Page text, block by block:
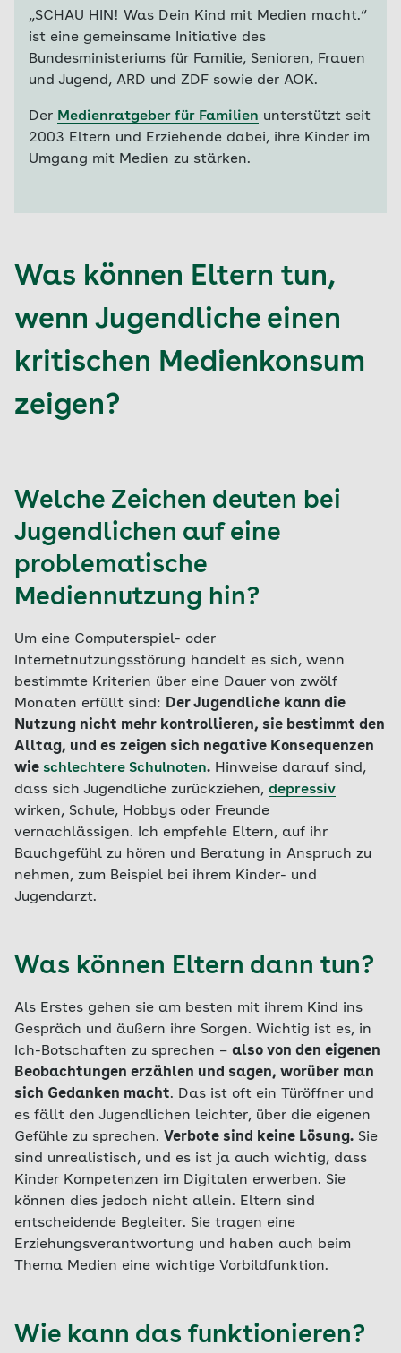
„SCHAU HIN! Was Dein Kind mit Medien macht.“
ist eine gemeinsame Initiative des
Bundesministeriums für Familie, Senioren, Frauen
und Jugend, ARD und ZDF sowie der AOK.
Der Medienratgeber für Familien unterstützt seit
2003 Eltern und Erziehende dabei, ihre Kinder im
Umgang mit Medien zu stärken.
Was können Eltern tun,
wenn Jugendliche einen
kritischen Medienkonsum
zeigen?
Welche Zeichen deuten bei
Jugendlichen auf eine
problematische
Mediennutzung hin?
Um eine Computerspiel- oder
Internetnutzungsstörung handelt es sich, wenn
bestimmte Kriterien über eine Dauer von zwölf
Monaten erfüllt sind: Der Jugendliche kann die
Nutzung nicht mehr kontrollieren, sie bestimmt den
Alltag, und es zeigen sich negative Konsequenzen
wie schlechtere Schulnoten. Hinweise darauf sind,
dass sich Jugendliche zurückziehen, depressiv
wirken, Schule, Hobbys oder Freunde
vernachlässigen. Ich empfehle Eltern, auf ihr
Bauchgefühl zu hören und Beratung in Anspruch zu
nehmen, zum Beispiel bei ihrem Kinder- und
Jugendarzt.
Was können Eltern dann tun?
Als Erstes gehen sie am besten mit ihrem Kind ins
Gespräch und äußern ihre Sorgen. Wichtig ist es, in
Ich-Botschaften zu sprechen – also von den eigenen
Beobachtungen erzählen und sagen, worüber man
sich Gedanken macht. Das ist oft ein Türöffner und
es fällt den Jugendlichen leichter, über die eigenen
Gefühle zu sprechen. Verbote sind keine Lösung. Sie
sind unrealistisch, und es ist ja auch wichtig, dass
Kinder Kompetenzen im Digitalen erwerben. Sie
können dies jedoch nicht allein. Eltern sind
entscheidende Begleiter. Sie tragen eine
Erziehungsverantwortung und haben auch beim
Thema Medien eine wichtige Vorbildfunktion.
Wie kann das funktionieren?